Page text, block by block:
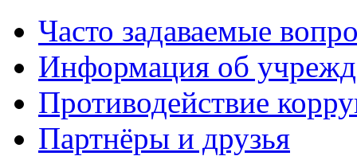
Часто задаваемые
Информация об
Противодействие
Партнёры и друзья